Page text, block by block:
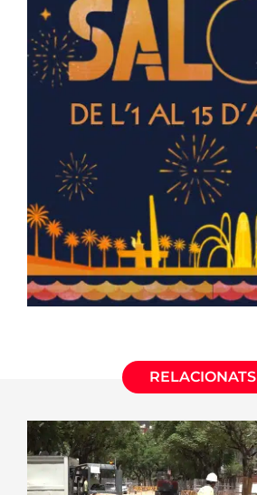
RELACIONATS